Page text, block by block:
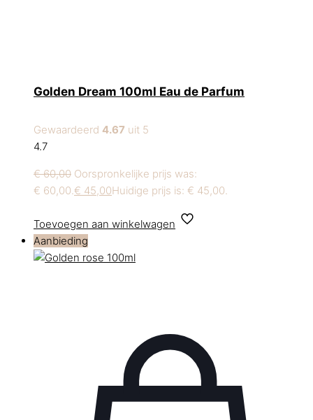
Golden Dream 100ml Eau de Parfum
Gewaardeerd 4.67 uit 5
4.7
€60,00 Oorspronkelijke prijs was:
€ 60,00. € 45,00Huidige prijs is: € 45,00.
Toevoegen aan winkelwagen
Aanbieding